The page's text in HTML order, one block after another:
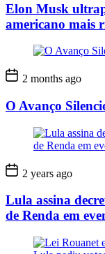
Elon Musk
americano mais
2 months ago
O Avanço
2 years ago
Lula assina
de Renda em